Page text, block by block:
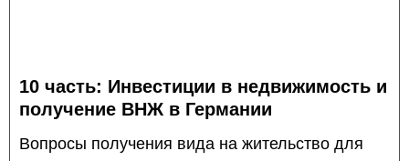
10 часть: Инвестиции в недвижимость и
получение ВНЖ в Германии
Вопросы получения вида на жительство для